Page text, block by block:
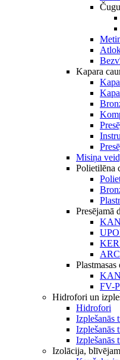
Kapara
Misiņa
Polietilēna
Presējamā
KAN
KAN
FV-
Hidrofori un
Hidrofori
Izplešanās
Izplešanās
Izplešanās
Izolācija,